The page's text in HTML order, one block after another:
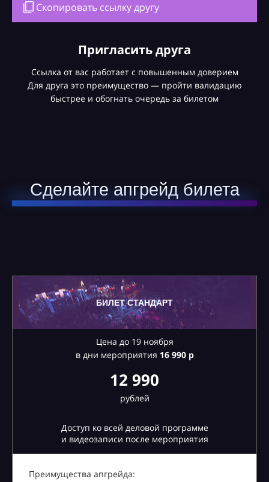
Скопировать ссылку другу
Пригласить друга
Ссылка от вас работает с повышенным доверием
Для друга это преимущество — пройти валидацию
быстрее и обогнать очередь за билетом
Сделайте апгрейд билета
БИЛЕТ СТАНДАРТ
Цена до 19 ноября
в дни мероприятия 16990 р
12 990
рублей
Доступ ко всей деловой программе
и видеозаписи после мероприятия
Преимущества апгрейда: